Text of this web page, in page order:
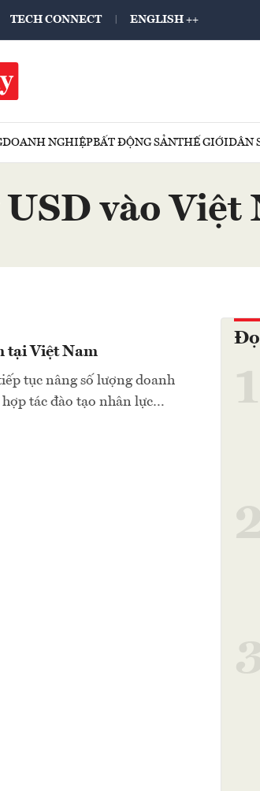
TECH CONNECT ENGLISH ++
DOANH NGHIỆPBẤT ĐỘNG SẢNTHẾ GIỚIDÂN
vào Việt
tại Việt Nam
tục nâng số lượng doanh
tác đào tạo nhân lực…